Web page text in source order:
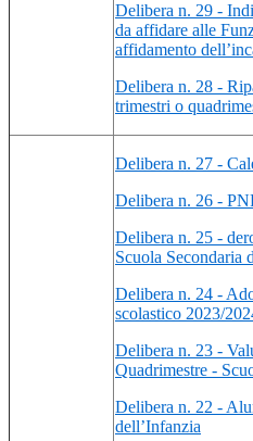
Delibera n. 29 -
da affidare alle
affidamento
Delibera n. 28 -
trimestri o
Delibera n. 27 -
Delibera n. 26 -
Delibera n. 25 -
Scuola Secondaria
Delibera n. 24 -
scolastico 2023/
Delibera n. 23 -
Quadrimestre -
Delibera n. 22 -
dell’Infanzia